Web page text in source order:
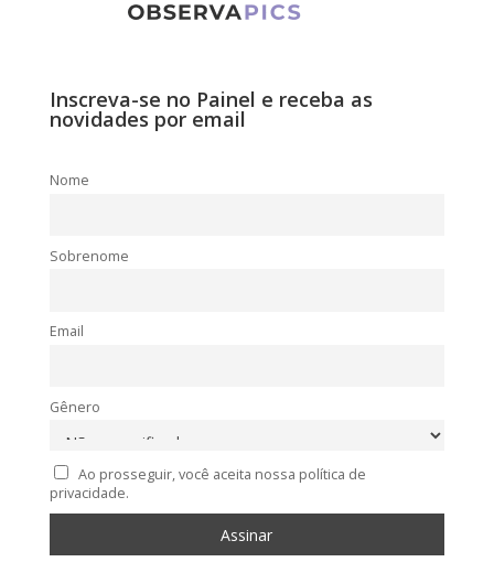
Inscreva-se no Painel e receba as
novidades por email
Nome
Sobrenome
Email
Gênero
Ao prosseguir, você aceita nossa política de
privacidade.